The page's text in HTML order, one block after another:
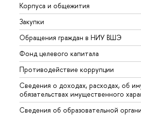
Корпуса и общежития
Закупки
Обращения граждан в НИУ ВШЭ
Фонд целевого капитала
Противодействие коррупции
Сведения о доходах, расходах, об
обязательствах имущественного
Сведения об образовательной